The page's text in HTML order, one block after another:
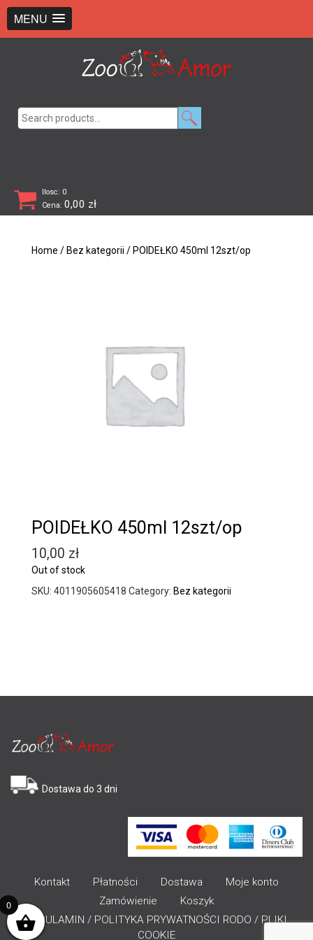
MENU
Ilosc: 0
Cena: 0,00 zł
Home / Bez kategorii / POIDEŁKO 450ml 12szt/op
POIDEŁKO 450ml 12szt/op
10,00 zł
Out of stock
SKU: 4011905605418 Category: Bez kategorii
Dostawa do 3 dni
Kontakt Płatności Dostawa
Moje konto
Zamówienie
Koszyk
REGULAMIN / POLITYKA PRYWATNOŚCI RODO / PLIKI
COOKIE
0